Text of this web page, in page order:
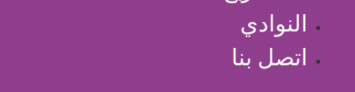
النوادي
اتصل بنا